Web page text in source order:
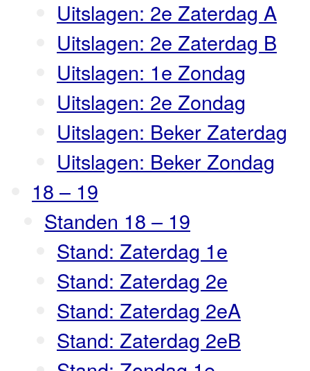
Uitslagen: 2e Zaterdag A
Uitslagen: 2e Zaterdag B
Uitslagen: 1e Zondag
Uitslagen: 2e Zondag
Uitslagen: Beker Zaterdag
Uitslagen: Beker Zondag
18 – 19
Standen 18 – 19
Stand: Zaterdag 1e
Stand: Zaterdag 2e
Stand: Zaterdag 2eA
Stand: Zaterdag 2eB